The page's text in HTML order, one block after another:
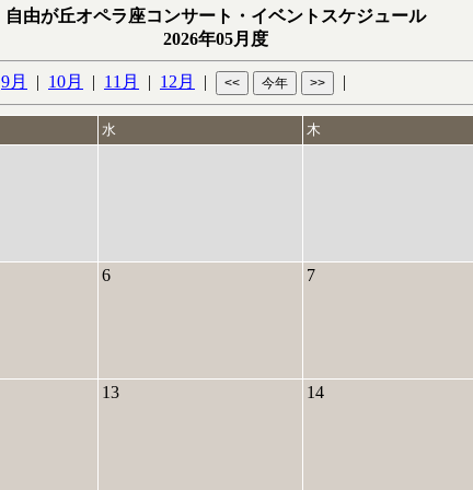
自由が丘オペラ座コンサート・イベントスケジュール
2026年05月度
9月 | 10月 | 11月 | 12月 | |
水 木
6 7
13 14